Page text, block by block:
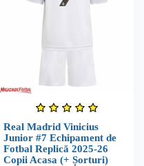
Real Madrid Vinicius
Junior #7 Echipament de
Fotbal Replică 2025-26
Copii Acasa (+ Șorturi)